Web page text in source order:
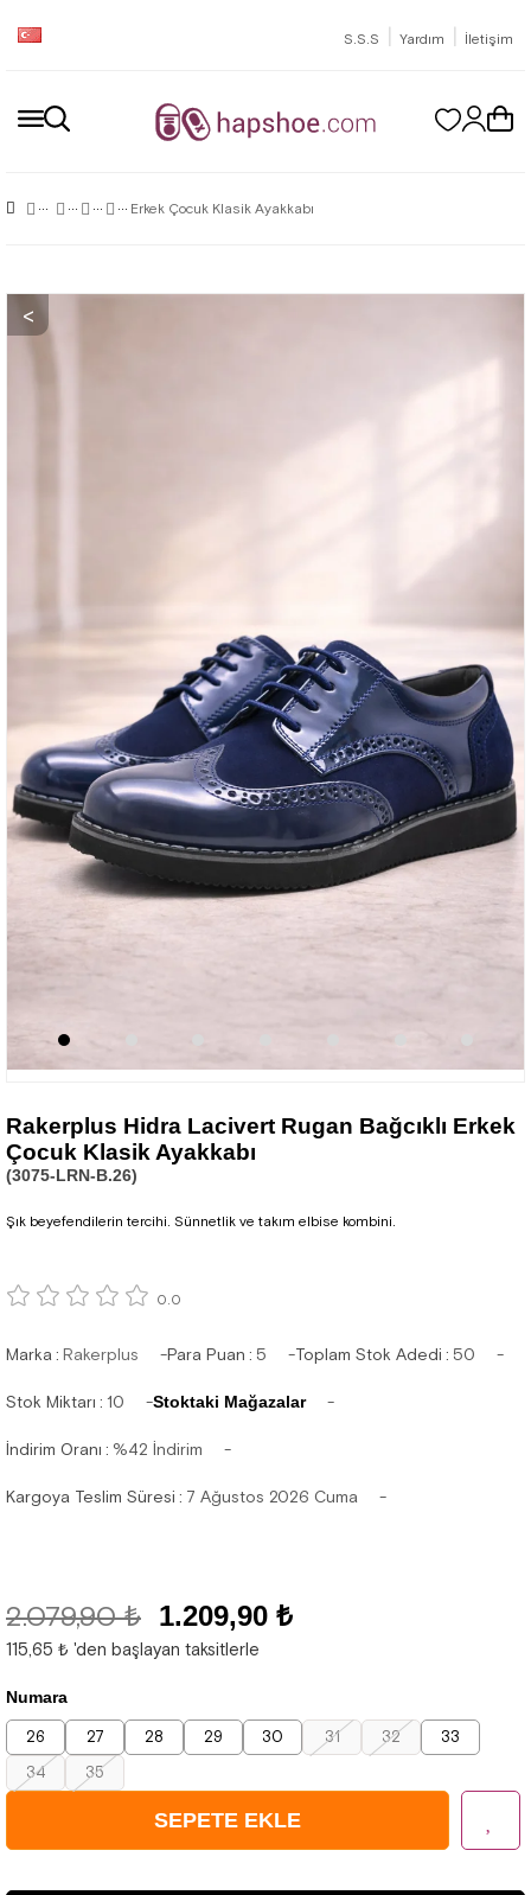
S.S.S | Yardım | İletişim
Erkek Çocuk Klasik Ayakkabı
Rakerplus Hidra Lacivert Rugan Bağcıklı Erkek
Çocuk Klasik Ayakkabı
(3075-LRN-B.26)
Şık beyefendilerin tercihi. Sünnetlik ve takım elbise kombini.
0.0
Marka: Rakerplus Para Puan : 5 Toplam Stok Adedi : 50
Stok Miktarı : 10 Stoktaki Mağazalar
İndirim Oranı : %42 İndirim
Kargoya Teslim Süresi : 7 Ağustos 2026 Cuma
2.079,90 ₺ 1.209,90 ₺
115,65 ₺ 'den başlayan taksitlerle
Numara
26 27 28 29 30 31 32
33
34
35